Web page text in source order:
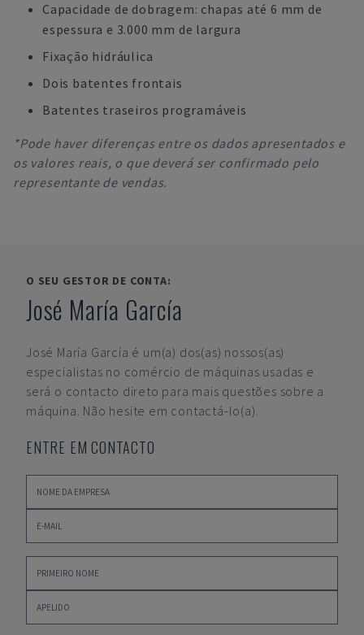
Capacidade de dobragem: chapas até 6 mm de
espessura e 3.000 mm de largura
Fixação hidráulica
Dois batentes frontais
Batentes traseiros programáveis
*Pode haver diferenças entre os dados apresentados e
os valores reais, o que deverá ser confirmado pelo
representante de vendas.
O SEU GESTOR DE CONTA:
José María García
José María García é um(a) dos(as) nossos(as)
especialistas no comércio de máquinas usadas e
será o contacto direto para mais questões sobre a
máquina. Não hesite em contactá-lo(a).
ENTRE EM CONTACTO